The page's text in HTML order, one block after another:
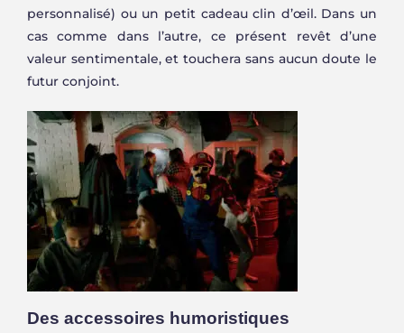
personnalisé) ou un petit cadeau clin d’œil. Dans un
cas comme dans l’autre, ce présent revêt d’une
valeur sentimentale, et touchera sans aucun doute le
futur conjoint.
Des accessoires humoristiques